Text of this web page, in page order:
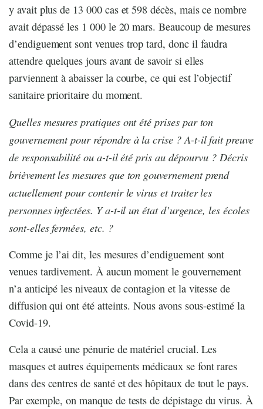
y avait plus de 13 000 cas et 598 décès, mais ce nombre
avait dépassé les 1 000 le 20 mars. Beaucoup de mesures
d’endiguement sont venues trop tard, donc il faudra
attendre quelques jours avant de savoir si elles
parviennent à abaisser la courbe, ce qui est l’objectif
sanitaire prioritaire du moment.
Quelles mesures pratiques ont été prises par ton
gouvernement pour répondre à la crise ? A-t-il fait preuve
de responsabilité ou a-t-il été pris au dépourvu ? Décris
brièvement les mesures que ton gouvernement prend
actuellement pour contenir le virus et traiter les
personnes infectées. Y a-t-il un état d’urgence, les écoles
sont-elles fermées, etc. ?
Comme je l’ai dit, les mesures d’endiguement sont
venues tardivement. À aucun moment le gouvernement
n’a anticipé les niveaux de contagion et la vitesse de
diffusion qui ont été atteints. Nous avons sous-estimé la
Covid-19.
Cela a causé une pénurie de matériel crucial. Les
masques et autres équipements médicaux se font rares
dans des centres de santé et des hôpitaux de tout le pays.
Par exemple, on manque de tests de dépistage du virus. À